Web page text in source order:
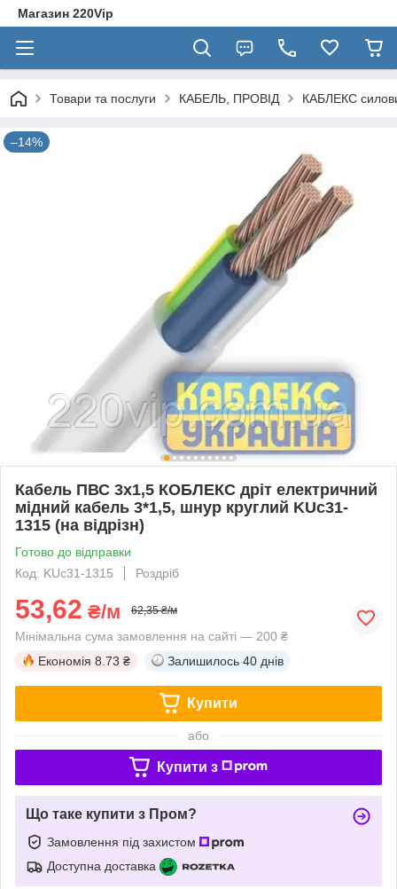
Магазин 220Vip
Товари та послуги КАБЕЛЬ, ПРОВІД КАБЛЕКС
–14%
Кабель ПВС 3х1,5 КОБЛЕКС дріт електричний
мідний кабель 3*1,5, шнур круглий KUc31-
1315 (на відрізн)
Готово до відправки
Код: KUc31-1315
Роздріб
53,62 ₴/м 62,35 ₴/м
Мінімальна сума замовлення на сайті — 200 ₴
Економія 8.73 ₴ Залишилось 40 днів
Купити
або
Купити з
Що таке купити з Пром?
Замовлення під захистом
Доступна доставка